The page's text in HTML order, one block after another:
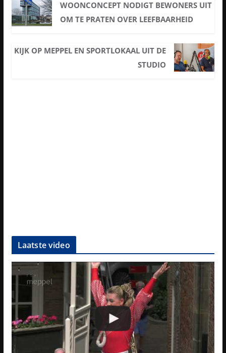
WOONCONCEPT NODIGT BEWONERS UIT
OM TE PRATEN OVER LEEFBAARHEID
KIJK OP MEPPEL EN SPORTLOKAAL UIT DE
STUDIO
Laatste video